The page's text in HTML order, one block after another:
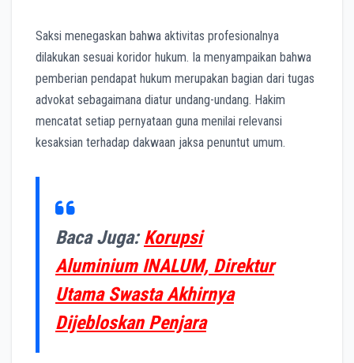
Saksi menegaskan bahwa aktivitas profesionalnya
dilakukan sesuai koridor hukum. Ia menyampaikan bahwa
pemberian pendapat hukum merupakan bagian dari tugas
advokat sebagaimana diatur undang-undang. Hakim
mencatat setiap pernyataan guna menilai relevansi
kesaksian terhadap dakwaan jaksa penuntut umum.
Baca Juga:Korupsi
Aluminium INALUM, Direktur
Utama Swasta Akhirnya
Dijebloskan Penjara